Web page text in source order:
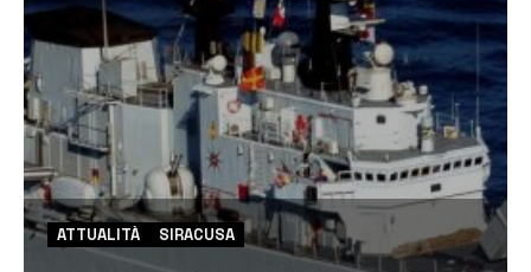
ATTUALITÀ SIRACUSA